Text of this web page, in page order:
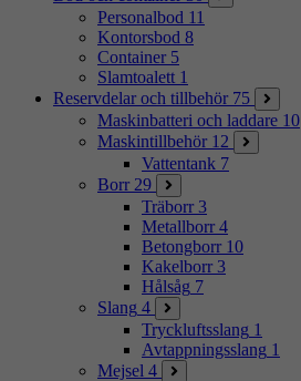
Personalbod 11
Kontorsbod 8
Container 5
Slamtoalett 1
Reservdelar och tillbehör 75
Maskinbatteri och laddare 10
Maskintillbehör 12
Vattentank 7
Borr 29
Träborr 3
Metallborr 4
Betongborr 10
Kakelborr 3
Hålsåg 7
Slang 4
Tryckluftsslang 1
Avtappningsslang 1
Mejsel 4